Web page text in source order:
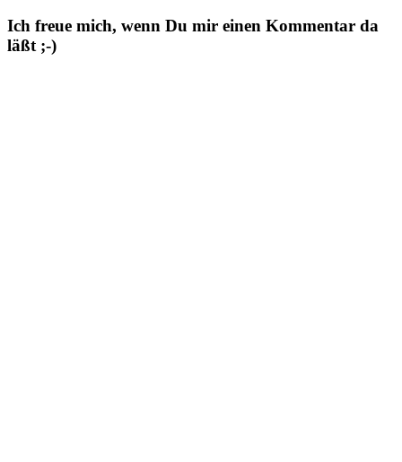
Ich freue mich, wenn Du mir einen Kommentar da
läßt ;-)